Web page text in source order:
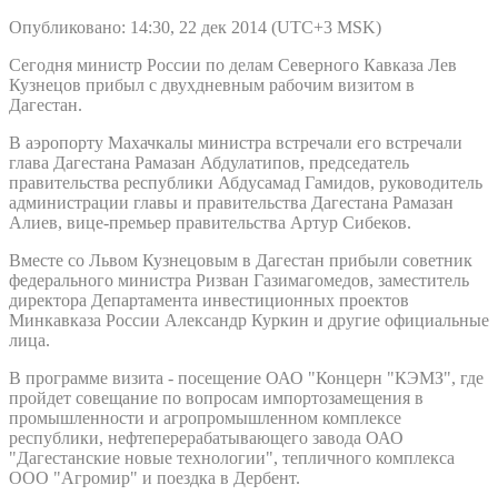
Опубликовано: 14:30, 22 дек 2014 (UTC+3 MSK)
Сегодня министр России по делам Северного Кавказа Лев
Кузнецов прибыл с двухдневным рабочим визитом в
Дагестан.
В аэропорту Махачкалы министра встречали его встречали
глава Дагестана Рамазан Абдулатипов, председатель
правительства республики Абдусамад Гамидов, руководитель
администрации главы и правительства Дагестана Рамазан
Алиев, вице-премьер правительства Артур Сибеков.
Вместе со Львом Кузнецовым в Дагестан прибыли советник
федерального министра Ризван Газимагомедов, заместитель
директора Департамента инвестиционных проектов
Минкавказа России Александр Куркин и другие официальные
лица.
В программе визита - посещение ОАО "Концерн "КЭМЗ", где
пройдет совещание по вопросам импортозамещения в
промышленности и агропромышленном комплексе
республики, нефтеперерабатывающего завода ОАО
"Дагестанские новые технологии", тепличного комплекса
ООО "Агромир" и поездка в Дербент.